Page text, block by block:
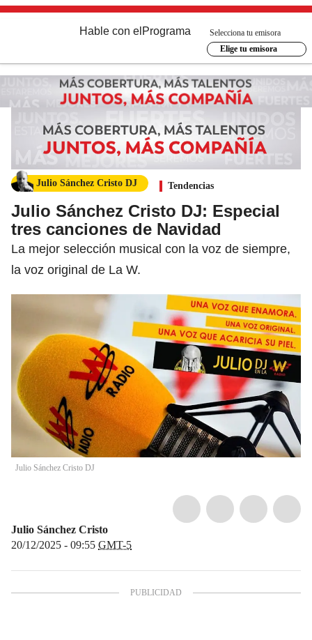
Hable con el Programa
Selecciona tu emisora
Elige tu emisora
Julio Sánchez Cristo DJ Tendencias
Julio Sánchez Cristo DJ: Especial
tres canciones de Navidad
La mejor selección musical con la voz de siempre,
la voz original de La W.
Julio Sánchez Cristo DJ
Julio Sánchez Cristo
20/12/2025 - 09:55 GMT-5